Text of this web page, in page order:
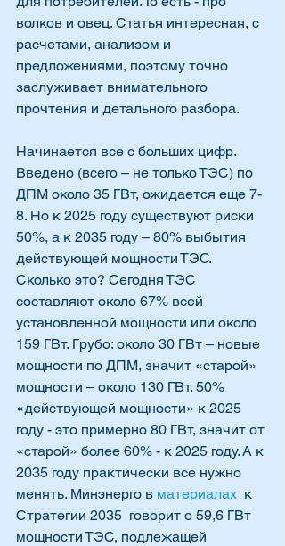
волков и овец. Статья интересная, с
расчетами, анализом и
предложениями, поэтому точно
заслуживает внимательного
прочтения и детального разбора.
Начинается все с больших цифр.
Введено (всего – не только ТЭС) по
ДПМ около 35 ГВт, ожидается еще 7-
8. Но к 2025 году существуют риски
50%, а к 2035 году – 80% выбытия
действующей мощности ТЭС.
Сколько это? Сегодня ТЭС
составляют около 67% всей
установленной мощности или около
159 ГВт. Грубо: около 30 ГВт – новые
мощности по ДПМ, значит «старой»
мощности – около 130 ГВт. 50%
«действующей мощности» к 2025
году - это примерно 80 ГВт, значит от
«старой» более 60% - к 2025 году. А к
2035 году практически все нужно
менять. Минэнерго в материалах к
Стратегии 2035  говорит о 59,6 ГВт
мощности ТЭС, подлежащей